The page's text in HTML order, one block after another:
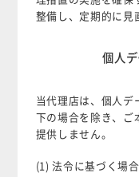
整備し、定期的に見
個人
当代理店は、個人デ
下の場合を除き、ご
提供しません。
(1) 法令に基づく場合